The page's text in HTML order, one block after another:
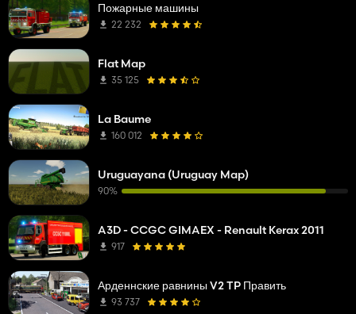
Пожарные машины
22 232
Flat Map
35 125
La Baume
160 012
Uruguayana (Uruguay Map)
90%
A3D - CCGC GIMAEX - Renault Kerax 2011
917
Арденнские равнины V2 TP Править
93 737